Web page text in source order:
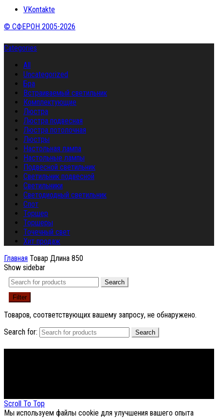
VKontakte
© СФЕРОН 2005-2026
Categories
All
Uncategorized
Бра
Встраиваемый светильник
Комплектующие
Люстра
Люстра подвесная
Люстра потолочная
Люстры
Настольная лампа
Настольные лампы
Подвесной светильник
Светильник подвесной
Светильники
Светодиодный светильник
Спот
Торшер
Торшеры
Точечный свет
Хит продаж
Главная Товар Длина 850
Show sidebar
Search
Filter
Товаров, соответствующих вашему запросу, не обнаружено.
Search for:
Search
Scroll To Top
Мы используем файлы cookie для улучшения вашего опыта